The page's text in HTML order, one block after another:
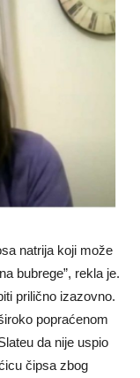
natrija koji može
bubrege”, rekla je.
prilično izazovno.
popraćenom
da nije uspio
čipsa zbog